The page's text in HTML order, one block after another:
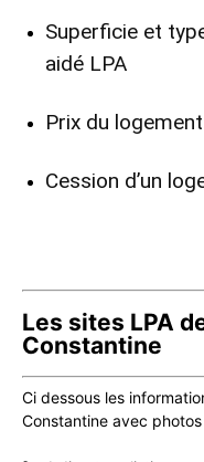
Superficie et
aidé LPA
Prix du
Cession d’un
Les sites LPA
Constantine
Ci dessous les
Constantine avec